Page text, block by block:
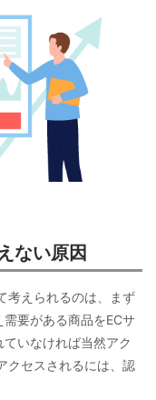
ない原因
考えられるのは、まず
要がある商品をECサ
いなければ当然アク
クセスされるには、認